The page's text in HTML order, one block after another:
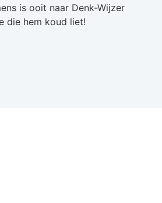
is ooit naar Denk-Wijzer
die hem koud liet!